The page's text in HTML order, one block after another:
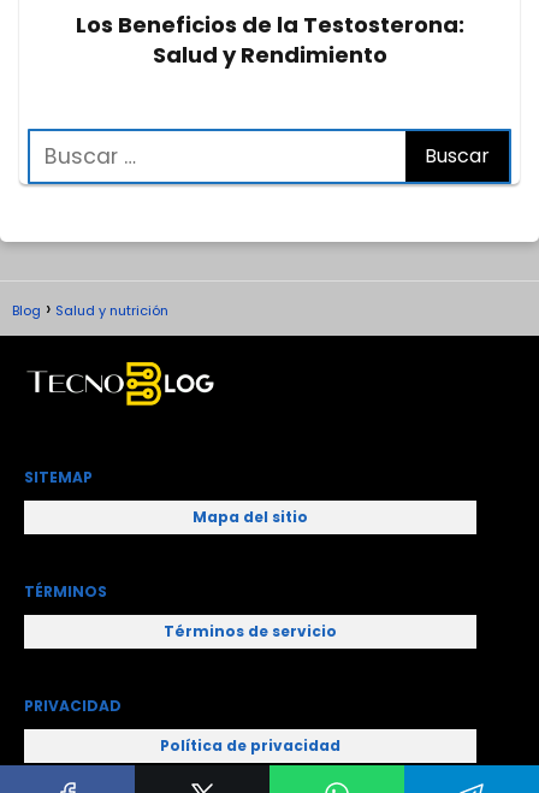
Los Beneficios de la Testosterona:
Salud y Rendimiento
Blog Salud y nutrición
SITEMAP
Mapa del sitio
TÉRMINOS
Términos de servicio
PRIVACIDAD
Política de privacidad